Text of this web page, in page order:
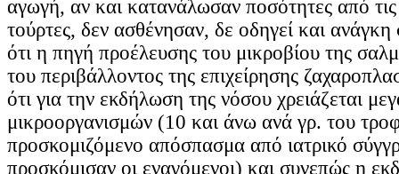
αγωγή, αν και κατανάλωσαν ποσότητες από
τούρτες, δεν ασθένησαν, δε οδηγεί και
ότι η πηγή προέλευσης του μικροβίου της
του περιβάλλοντος της επιχείρησης
ότι για την εκδήλωση της νόσου χρειάζεται
μικροοργανισμών (10 και άνω ανά γρ. του
προσκομιζόμενο απόσπασμα από ιατρικό
προσκόμισαν οι εναγόμενοι) και συνεπώς η